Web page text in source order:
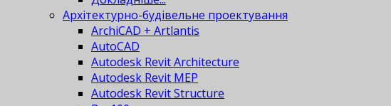
Архітектурно-будівельне проектування
ArchiCAD + Artlantis
AutoCAD
Autodesk Revit Architecture
Autodesk Revit MEP
Autodesk Revit Structure